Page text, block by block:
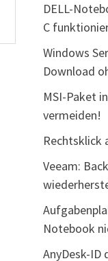
DELL-
C
Windows
Download
MSI-Paket
vermeiden!
Rechtsklick
Veeam:
Notebook
AnyDesk-ID